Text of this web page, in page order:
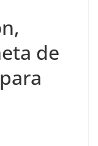
de